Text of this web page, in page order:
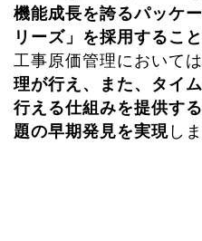
機能成長を誇るパッケ
リーズ」を採用するこ
工事原価管理においては
理が行え、また、タイ
行える仕組みを提供す
題の早期発見を実現 し